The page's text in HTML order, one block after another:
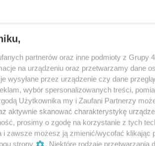
protestu celników dołączyli radomscy
się niewinnie od strajku włoskiego,
że strajk uderza przede wszystkim w
działalność gospodarczą.
do Radomia? Niewykluczone
w kraju, które znajduje się na
obecnie 650 osadzonych.
na kolejnym przenoszeniu
zakładów karnych w Polsce. Pod
w najbliższym sąsiedztwie stolicy. Jak
generalnego Służby
wśród najlepszych!
partnerów oraz inne podmioty z Grupy
na urządzeniu oraz przetwarzamy dane
wysyłane przez urządzenie czy dane
wybór spersonalizowanych treści,
Użytkownika my i Zaufani Partnerzy
aktywnie skanować charakterystykę
prosimy o zgodę na korzystanie z tych
i zawsze możesz ją zmienić/wycofać
strony
. Niektóre rodzaje przetwarzania